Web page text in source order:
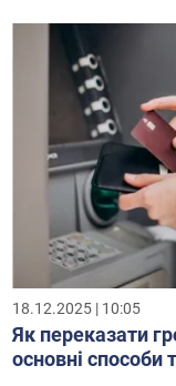
18.12.2025 | 10:05
Як переказати
основні способи